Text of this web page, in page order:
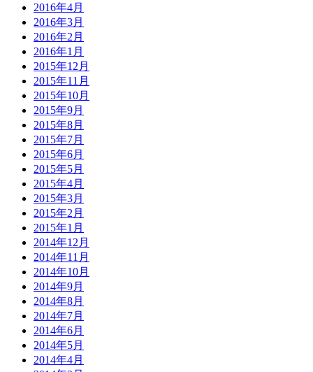
2016年4月
2016年3月
2016年2月
2016年1月
2015年12月
2015年11月
2015年10月
2015年9月
2015年8月
2015年7月
2015年6月
2015年5月
2015年4月
2015年3月
2015年2月
2015年1月
2014年12月
2014年11月
2014年10月
2014年9月
2014年8月
2014年7月
2014年6月
2014年5月
2014年4月